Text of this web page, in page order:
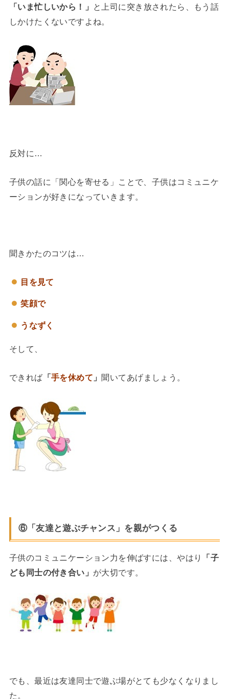
「いま忙しいから！」
と上司に突き放されたら、もう話
しかけたくないですよね。
反対に…
子供の話に「関心を寄せる」ことで、子供はコミュニケ
ーションが好きになっていきます。
聞きかたのコツは…
目を見て
笑顔で
うなずく
そして、
できれば 「手を休めて 」 聞いてあげましょう。
⑥「友達と遊ぶチャンス」を親がつくる
子供のコミュニケーション力を伸ばすには、やはり
「子
ども同士の付き合い」 が大切です。
でも、最近は友達同士で遊ぶ場がとても少なくなりまし
た。